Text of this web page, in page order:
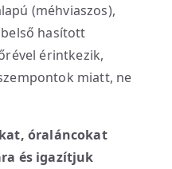
(méhviaszos),
hasított
érintkezik,
miatt, ne
óraláncokat
és igazítjuk